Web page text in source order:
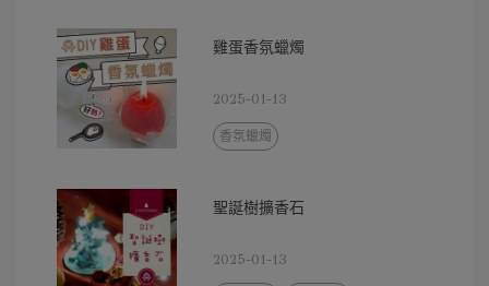
雞蛋香氛蠟燭
2025-01-13
香氛蠟燭
聖誕樹擴香石
2025-01-13